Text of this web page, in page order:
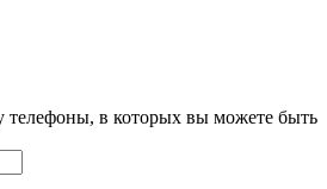
в которых вы можете быть